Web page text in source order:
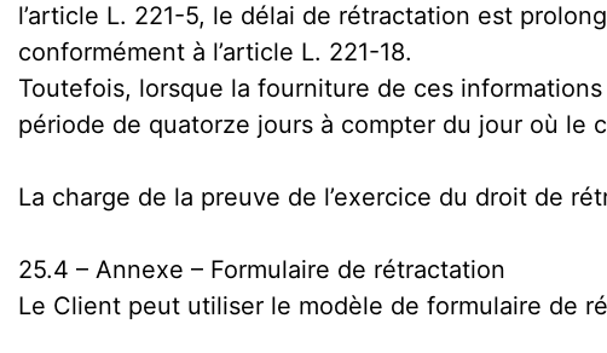
l’article L. 221-5, le délai de rétractation est
conformément à l’article L. 221-18.
Toutefois, lorsque la fourniture de ces
période de quatorze jours à compter du jour où le
La charge de la preuve de l’exercice du droit de
25.4 – Annexe – Formulaire de rétractation
Le Client peut utiliser le modèle de formulaire de